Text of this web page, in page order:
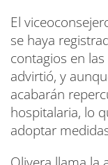
El
se haya
contagios en
advirtió, y
acabarán
hospitalaria, lo
adoptar